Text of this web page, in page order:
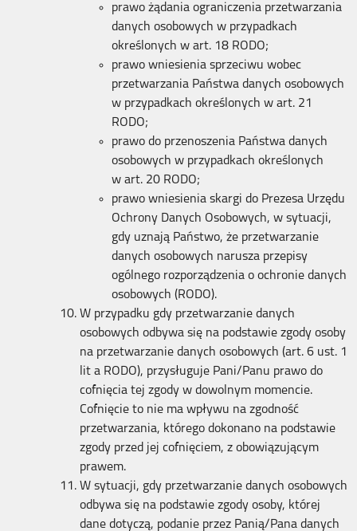
prawo żądania ograniczenia przetwarzania
danych osobowych w przypadkach
określonych w art. 18 RODO;
prawo wniesienia sprzeciwu wobec
przetwarzania Państwa danych osobowych
w przypadkach określonych w art. 21
RODO;
prawo do przenoszenia Państwa danych
osobowych w przypadkach określonych
w art. 20 RODO;
prawo wniesienia skargi do Prezesa Urzędu
Ochrony Danych Osobowych, w sytuacji,
gdy uznają Państwo, że przetwarzanie
danych osobowych narusza przepisy
ogólnego rozporządzenia o ochronie danych
osobowych (RODO).
W przypadku gdy przetwarzanie danych
osobowych odbywa się na podstawie zgody osoby
na przetwarzanie danych osobowych (art. 6 ust. 1
lit a RODO), przysługuje Pani/Panu prawo do
cofnięcia tej zgody w dowolnym momencie.
Cofnięcie to nie ma wpływu na zgodność
przetwarzania, którego dokonano na podstawie
zgody przed jej cofnięciem, z obowiązującym
prawem.
W sytuacji, gdy przetwarzanie danych osobowych
odbywa się na podstawie zgody osoby, której
dane dotyczą, podanie przez Panią/Pana danych